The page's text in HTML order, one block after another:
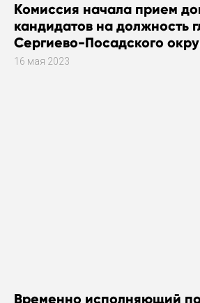
Комиссия начала прием
кандидатов на должность
Сергиево-Посадского
16 мая 2023
Временно исполняющий